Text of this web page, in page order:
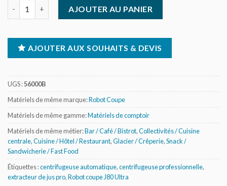
AJOUTER AU PANIER
AJOUTER AUX SOUHAITS & DEVIS
UGS :56000B
Matériels de même marque:Robot Coupe
Matériels de même gamme:Matériels de comptoir
Matériels de même métier:Bar / Café / Bistrot,Collectivités / Cuisine
centrale,Cuisine / Hôtel / Restaurant,Glacier / Crêperie,Snack /
Sandwicherie / Fast Food
Étiquettes :centrifugeuse automatique,centrifugeuse professionnelle,
extracteur de jus pro,Robot coupe J80 Ultra